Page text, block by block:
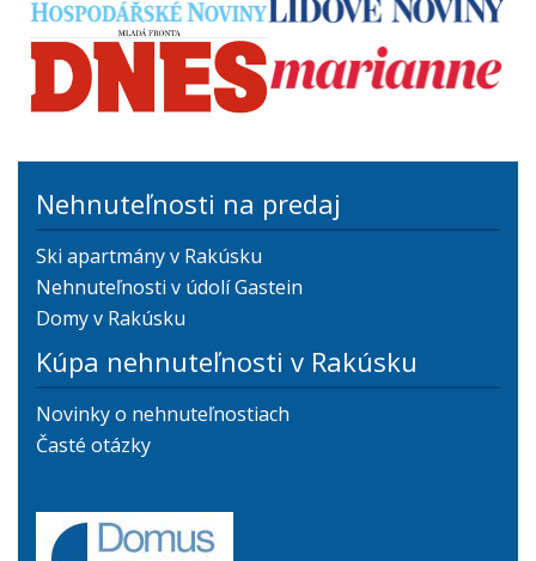
Nehnuteľnosti na predaj
Ski apartmány v Rakúsku
Nehnuteľnosti v údolí Gastein
Domy v Rakúsku
Kúpa nehnuteľnosti v Rakúsku
Novinky o nehnuteľnostiach
Časté otázky